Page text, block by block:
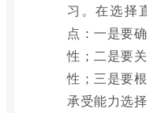
习。在选择
点：一是要
性；二是要
性；三是要
承受能力选